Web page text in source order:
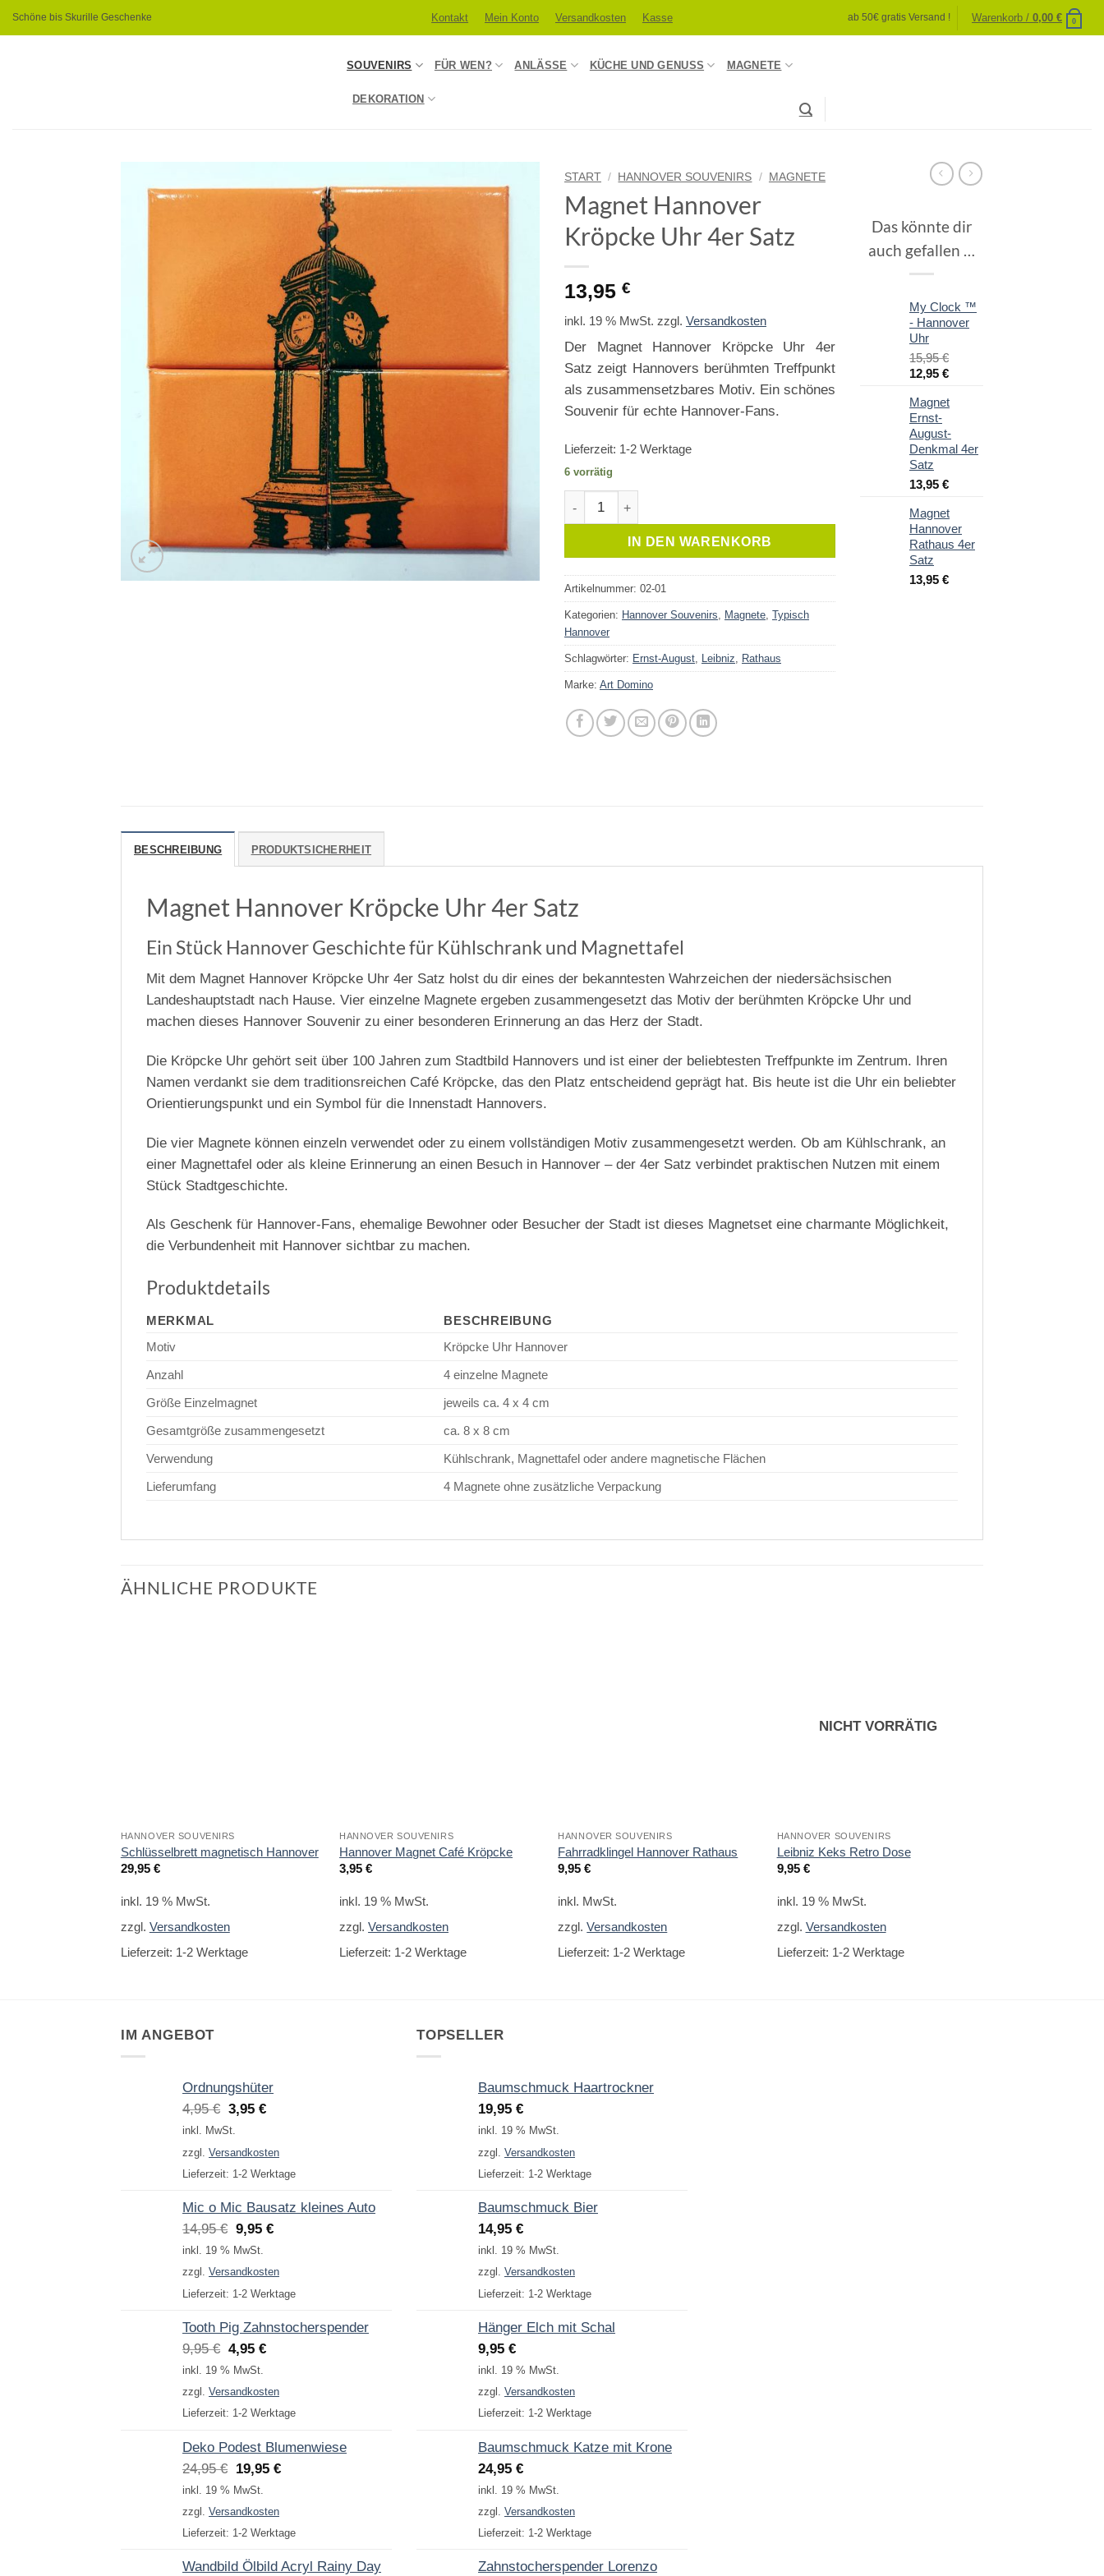
ZumSchöne bis Skurille Geschenke Kontakt Mein Konto Versandkosten Kasse ab 50€ gratis Versand ! Warenkorb /0,00€ 0
SOUVENIRS FÜR WEN? ANLÄSSE KÜCHE UND GENUSS MAGNETE
DEKORATION
START / HANNOVER SOUVENIRS / MAGNETE
Magnet Hannover
Kröpcke Uhr 4er Satz
13,95 €
inkl. 19 % MwSt. zzgl. Versandkosten
Der Magnet Hannover Kröpcke Uhr 4er
Satz zeigt Hannovers berühmten Treffpunkt
als zusammensetzbares Motiv. Ein schönes
Souvenir für echte Hannover-Fans.
Lieferzeit: 1-2 Werktage
6 vorrätig
Magnet Hannover Kröpcke Uhr 4er Satz Menge
IN DEN WARENKORB
Artikelnummer: 02-01
Kategorien: Hannover Souvenirs, Magnete, Typisch
Hannover
Schlagwörter: Ernst-August, Leibniz, Rathaus
Marke: Art Domino
Das könnte dir
auch gefallen …
My Clock ™
- Hannover
Uhr
15,95€
Ursprünglicher
war:
15,95 €
12,95 €Aktueller
ist:
Magnet
Ernst-
August-
Denkmal 4er
Satz
13,95 €
Magnet
Hannover
Rathaus 4er
Satz
13,95 €
BESCHREIBUNG PRODUKTSICHERHEIT
Magnet Hannover Kröpcke Uhr 4er Satz
Ein Stück Hannover Geschichte für Kühlschrank und Magnettafel
Mit dem Magnet Hannover Kröpcke Uhr 4er Satz holst du dir eines der bekanntesten Wahrzeichen der niedersächsischen
Landeshauptstadt nach Hause. Vier einzelne Magnete ergeben zusammengesetzt das Motiv der berühmten Kröpcke Uhr und
machen dieses Hannover Souvenir zu einer besonderen Erinnerung an das Herz der Stadt.
Die Kröpcke Uhr gehört seit über 100 Jahren zum Stadtbild Hannovers und ist einer der beliebtesten Treffpunkte im Zentrum. Ihren
Namen verdankt sie dem traditionsreichen Café Kröpcke, das den Platz entscheidend geprägt hat. Bis heute ist die Uhr ein beliebter
Orientierungspunkt und ein Symbol für die Innenstadt Hannovers.
Die vier Magnete können einzeln verwendet oder zu einem vollständigen Motiv zusammengesetzt werden. Ob am Kühlschrank, an
einer Magnettafel oder als kleine Erinnerung an einen Besuch in Hannover – der 4er Satz verbindet praktischen Nutzen mit einem
Stück Stadtgeschichte.
Als Geschenk für Hannover-Fans, ehemalige Bewohner oder Besucher der Stadt ist dieses Magnetset eine charmante Möglichkeit,
die Verbundenheit mit Hannover sichtbar zu machen.
Produktdetails
MERKMAL
BESCHREIBUNG
Motiv
Kröpcke Uhr Hannover
Anzahl
4 einzelne Magnete
Größe Einzelmagnet
jeweils ca. 4 x 4 cm
Gesamtgröße zusammengesetzt
ca. 8 x 8 cm
Verwendung
Kühlschrank, Magnettafel oder andere magnetische Flächen
Lieferumfang
4 Magnete ohne zusätzliche Verpackung
ÄHNLICHE PRODUKTE
HANNOVER SOUVENIRS
Schlüsselbrett magnetisch Hannover
29,95 €
inkl. 19 % MwSt.
zzgl. Versandkosten
Lieferzeit: 1-2 Werktage
HANNOVER SOUVENIRS
Hannover Magnet Café Kröpcke
3,95€
inkl. 19 % MwSt.
zzgl.Versandkosten
Lieferzeit: 1-2 Werktage
HANNOVER SOUVENIRS
Fahrradklingel Hannover Rathaus
9,95€
inkl. MwSt.
zzgl.Versandkosten
Lieferzeit: 1-2 Werktage
NICHT VORRÄTIG
HANNOVER SOUVENIRS
Leibniz Keks Retro Dose
9,95 €
inkl. 19 % MwSt.
zzgl. Versandkosten
Lieferzeit: 1-2 Werktage
IM ANGEBOT
Ordnungshüter
4,95€ Ursprünglicher
Preis
war:
4,95 €
3,95 €Aktueller
3,95 €.
inkl. MwSt.
zzgl. Versandkosten
Lieferzeit: 1-2 Werktage
Mic o Mic Bausatz kleines Auto
14,95€ Ursprünglicher
Preis
war:
14,95 €
9,95 €Aktueller
9,95 €.
inkl. 19 % MwSt.
zzgl. Versandkosten
Lieferzeit: 1-2 Werktage
Tooth Pig Zahnstocherspender
9,95€ Ursprünglicher
Preis
war:
9,95 €
4,95 €Aktueller
4,95 €.
inkl. 19 % MwSt.
zzgl. Versandkosten
Lieferzeit: 1-2 Werktage
Deko Podest Blumenwiese
24,95€ Ursprünglicher
Preis
war:
24,95 €
19,95 €Aktueller
inkl. 19 % MwSt.
zzgl. Versandkosten
Lieferzeit: 1-2 Werktage
Wandbild Ölbild Acryl Rainy Day
TOPSELLER
Baumschmuck Haartrockner
19,95 €
inkl. 19 % MwSt.
zzgl. Versandkosten
Lieferzeit: 1-2 Werktage
Baumschmuck Bier
14,95 €
inkl. 19 % MwSt.
zzgl. Versandkosten
Lieferzeit: 1-2 Werktage
Hänger Elch mit Schal
9,95 €
inkl. 19 % MwSt.
zzgl. Versandkosten
Lieferzeit: 1-2 Werktage
Baumschmuck Katze mit Krone
24,95 €
inkl. 19 % MwSt.
zzgl. Versandkosten
Lieferzeit: 1-2 Werktage
Zahnstocherspender Lorenzo